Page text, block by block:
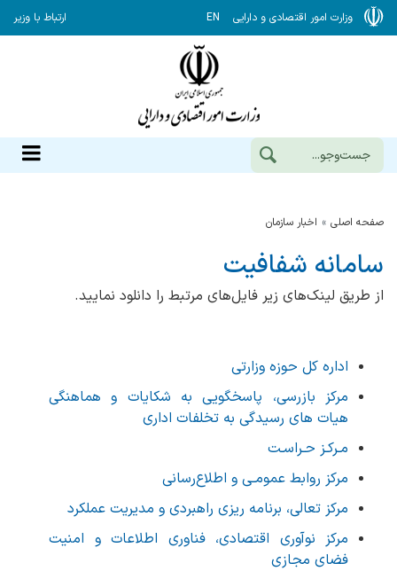
وزارت امور اقتصادی و دارایی EN ارتباط با وزیر
صفحه اصلی اخبار سازمان
سامانه شفافیت
از طریق لینک‌های زیر فایل‌های مرتبط را دانلود نمایید.
اداره کل حوزه وزارتی
مرکز بازرسی، پاسخگویی به شکایات و هماهنگی
هیات های رسیدگی به تخلفات اداری
مـرکـز حـراسـت
مرکز روابط عمومـی و اطلاع‌رسانی
مرکز تعالی، برنامه ریزی راهبردی و مدیریت عملکرد
مرکز نوآوری اقتصادی، فناوري اطلاعات و امنيت
فضاي مجازي